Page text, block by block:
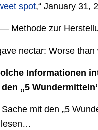
spot,“ January 31,
Methode zur
nectar: Worse
Informationen
„5
mit den „5
lesen…